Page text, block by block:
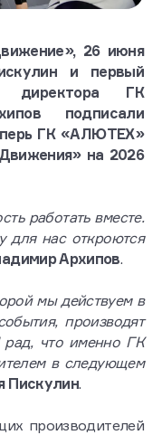
26 июня
и первый
директора ГК
подписали
ГК «АЛЮТЕХ»
на 2026
работать вместе.
для нас откроются
Архипов.
мы действуем в
производят
что именно ГК
в следующем
Пискулин.
производителей